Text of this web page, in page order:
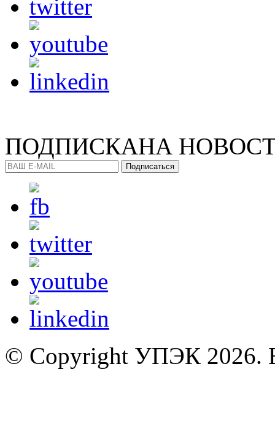
ПОДПИСКАНА
Подписаться
© Copyright УПЭК 2026.